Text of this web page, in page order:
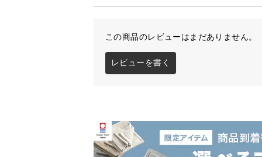
この商品のレビューはまだありません。
レビューを書く